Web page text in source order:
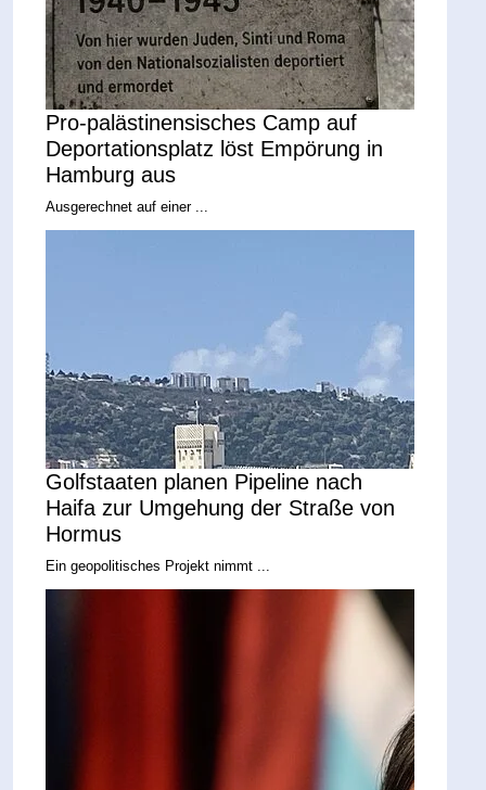
Pro-palästinensisches Camp auf
Deportationsplatz löst Empörung in
Hamburg aus
Ausgerechnet auf einer ...
Golfstaaten planen Pipeline nach
Haifa zur Umgehung der Straße von
Hormus
Ein geopolitisches Projekt nimmt ...